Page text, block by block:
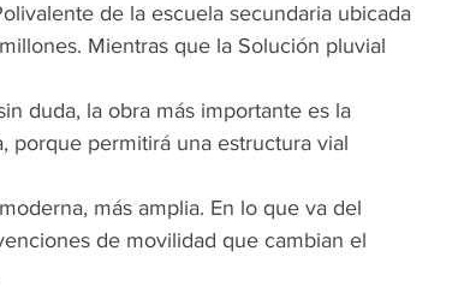
de la escuela secundaria ubicada
Mientras que la Solución pluvial
duda, la obra más importante es la
porque permitirá una estructura vial
más amplia. En lo que va del
de movilidad que cambian el